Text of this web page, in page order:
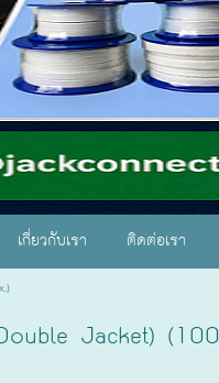
เกี่ยวกับเรา ติดต่อเรา
Jacket) (100